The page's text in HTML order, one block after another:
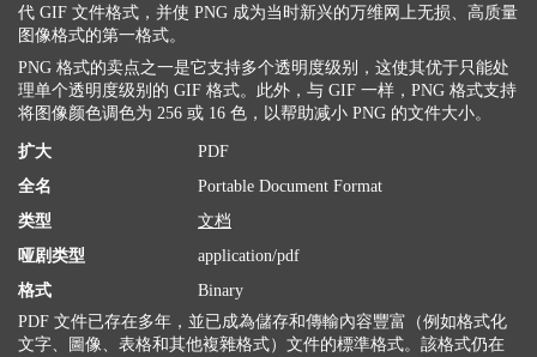
代 GIF 文件格式，并使 PNG 成为当时新兴的万维网上无损、高质量
图像格式的第一格式。
PNG 格式的卖点之一是它支持多个透明度级别，这使其优于只能处
理单个透明度级别的 GIF 格式。此外，与 GIF 一样，PNG 格式支持
将图像颜色调色为 256 或 16 色，以帮助减小 PNG 的文件大小。
扩大
PDF
全名
Portable Document Format
类型
文档
哑剧类型
application/pdf
格式
Binary
PDF 文件已存在多年，並已成為儲存和傳輸內容豐富（例如格式化
文字、圖像、表格和其他複雜格式）文件的標準格式。該格式仍在